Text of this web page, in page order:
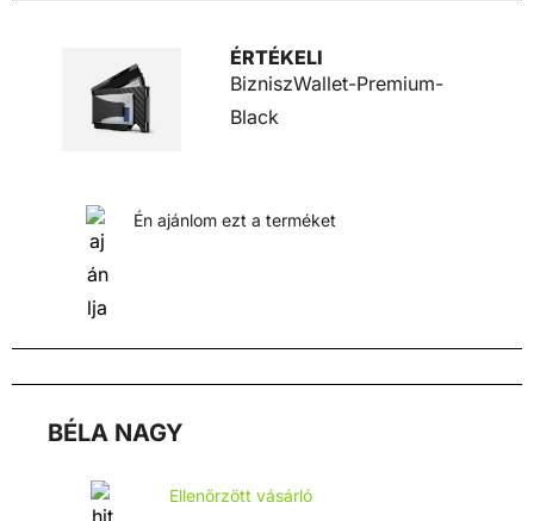
ÉRTÉKELI
BizniszWallet-Premium-
Black
Én ajánlom ezt a terméket
BÉLA NAGY
Ellenőrzött vásárló